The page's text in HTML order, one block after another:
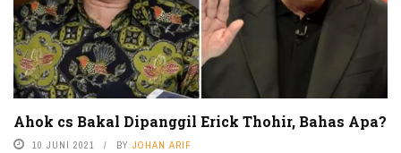
Ahok cs Bakal Dipanggil Erick Thohir, Bahas Apa?
10 JUNI 2021 BY JOHAN ARIF